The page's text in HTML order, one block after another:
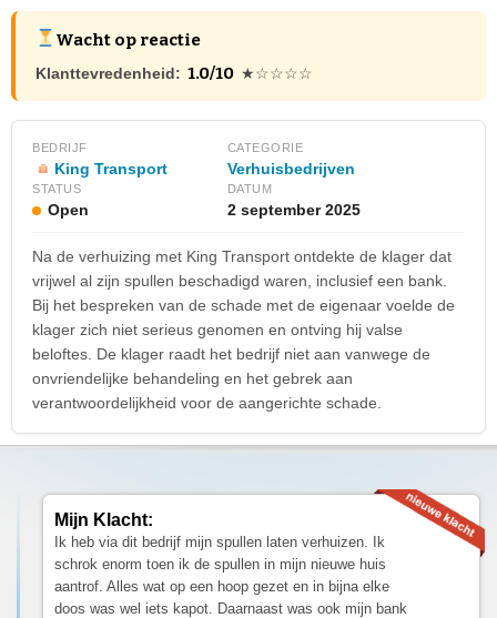
Wacht op reactie
Klanttevredenheid: 1.0/10 ★☆☆☆☆
BEDRIJF
King Transport
CATEGORIE
Verhuisbedrijven
STATUS
Open
DATUM
2 september 2025
Na de verhuizing met King Transport ontdekte de klager dat
vrijwel al zijn spullen beschadigd waren, inclusief een bank.
Bij het bespreken van de schade met de eigenaar voelde de
klager zich niet serieus genomen en ontving hij valse
beloftes. De klager raadt het bedrijf niet aan vanwege de
onvriendelijke behandeling en het gebrek aan
verantwoordelijkheid voor de aangerichte schade.
Mijn Klacht:
Ik heb via dit bedrijf mijn spullen laten verhuizen. Ik
schrok enorm toen ik de spullen in mijn nieuwe huis
aantrof. Alles wat op een hoop gezet en in bijna elke
doos was wel iets kapot. Daarnaast was ook mijn bank